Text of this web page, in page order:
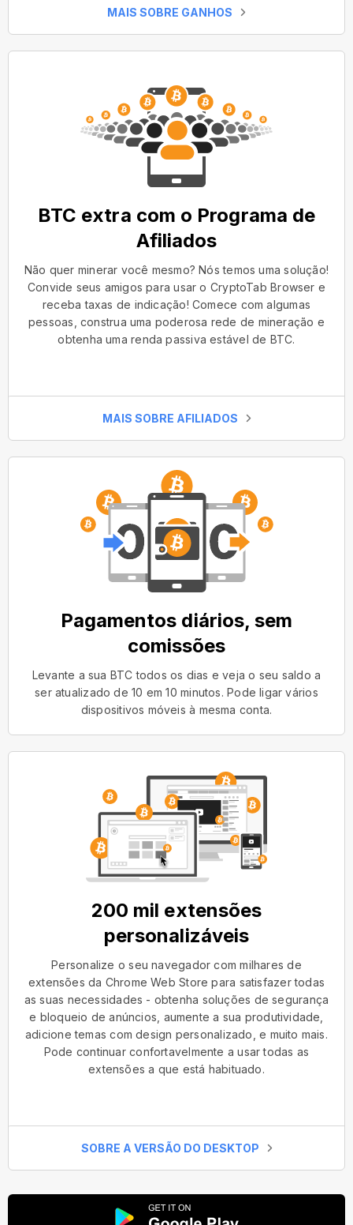
MAIS SOBRE GANHOS
BTC extra com o Programa de
Afiliados
Não quer minerar você mesmo? Nós temos uma solução!
Convide seus amigos para usar o CryptoTab Browser e
receba taxas de indicação! Comece com algumas
pessoas, construa uma poderosa rede de mineração e
obtenha uma renda passiva estável de BTC.
MAIS SOBRE AFILIADOS
Pagamentos diários, sem
comissões
Levante a sua BTC todos os dias e veja o seu saldo a
ser atualizado de 10 em 10 minutos. Pode ligar vários
dispositivos móveis à mesma conta.
200 mil extensões
personalizáveis
Personalize o seu navegador com milhares de
extensões da Chrome Web Store para satisfazer todas
as suas necessidades - obtenha soluções de segurança
e bloqueio de anúncios, aumente a sua produtividade,
adicione temas com design personalizado, e muito mais.
Pode continuar confortavelmente a usar todas as
extensões a que está habituado.
SOBRE A VERSÃO DO DESKTOP